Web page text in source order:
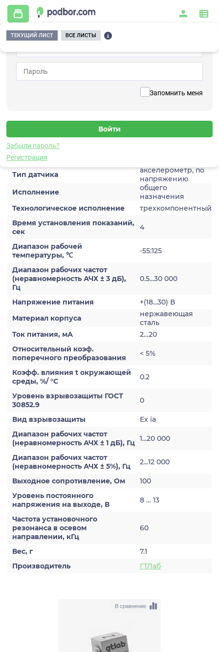
Запомнить меня
Забыли пароль?
Регистрация
ТЕКУЩИЙ ЛИСТ ВСЕ ЛИСТЫ
Главная / Контрольно-измерительные приборы и автоматика / Датчики /
Виброускорения / 1V159HC-0,1
Датчик виброускорения
Характеристики
Тип датчика
акселерометр, по
напряжению
Исполнение
общего
назначения
Технологическое исполнение
трехкомпонентный
Время установления показаний,
сек
4
Диапазон рабочей
температуры, ℃
-55:125
Диапазон рабочих частот
(неравномерность АЧХ ± 3 дБ),
Гц
0.5...30 000
Напряжение питания
+(18...30) В
Материал корпуса
нержавеющая
сталь
Ток питания, мА
2…20
Относительный коэф.
поперечного преобразования
< 5%
Коэфф. влияния t окружающей
среды, %/ °С
0.2
Уровень взрывозащиты ГОСТ
30852.9
0
Вид взрывозащиты
Ex ia
Диапазон рабочих частот
(неравномерность АЧХ ± 1 дБ), Гц 1...20 000
Диапазон рабочих частот
(неравномерность АЧХ ± 5%), Гц
2...12 000
Выходное сопротивление, Ом
100
Уровень постоянного
напряжения на выходе, В
8 … 13
Частота установочного
резонанса в осевом
направлении, кГц
60
Вес, г
7.1
Производитель
ГТЛаб
В сравнение